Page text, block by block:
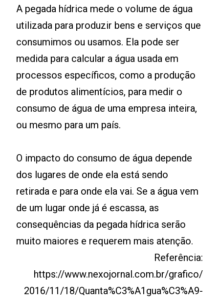
A pegada hídrica mede o volume de água
utilizada para produzir bens e serviços que
consumimos ou usamos. Ela pode ser
medida para calcular a água usada em
processos específicos, como a produção
de produtos alimentícios, para medir o
consumo de água de uma empresa inteira,
ou mesmo para um país.
O impacto do consumo de água depende
dos lugares de onde ela está sendo
retirada e para onde ela vai. Se a água vem
de um lugar onde já é escassa, as
consequências da pegada hídrica serão
muito maiores e requerem mais atenção.
Referência:
https://www.nexojornal.com.br/grafico/
2016/11/18/Quanta­%C3%A1gua­%C3%A9­